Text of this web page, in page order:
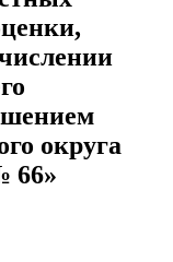
округа
66»